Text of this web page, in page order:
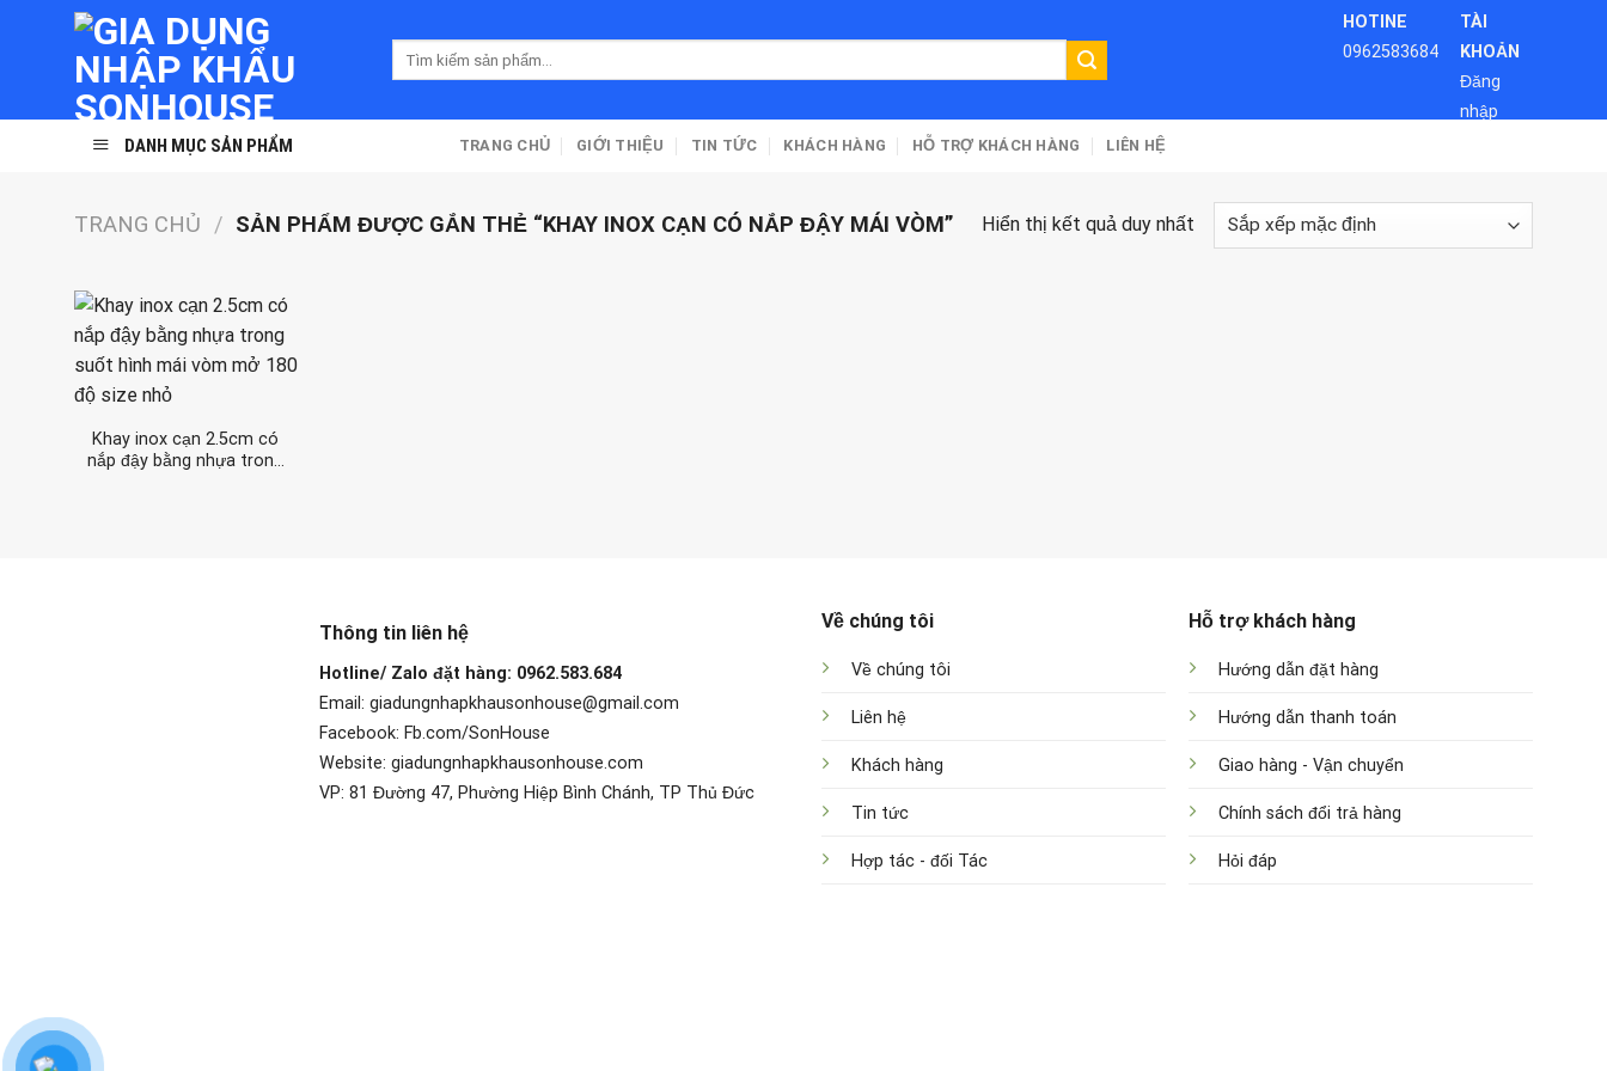
HOTINE
0962583684
TÀI
KHOẢN
Đăng
nhập
DANH MỤC SẢN PHẨM TRANG CHỦ GIỚI THIỆU TIN TỨC KHÁCH HÀNG HỖ TRỢ KHÁCH HÀNG LIÊN HỆ
TRANG CHỦ / SẢN PHẨM ĐƯỢC GẮN THẺ “KHAY INOX CẠN CÓ NẮP ĐẬY MÁI VÒM” Hiển thị kết quả duy nhất
Khay inox cạn 2.5cm có
nắp đậy bằng nhựa trong
Thông tin liên hệ
Hotline/ Zalo đặt hàng: 0962.583.684
Email: giadungnhapkhausonhouse@gmail.com
Facebook: Fb.com/SonHouse
Website: giadungnhapkhausonhouse.com
VP: 81 Đường 47, Phường Hiệp Bình Chánh, TP Thủ Đức
Về chúng tôi
Về chúng tôi
Liên hệ
Khách hàng
Tin tức
Hợp tác - đối Tác
Hỗ trợ khách hàng
Hướng dẫn đặt hàng
Hướng dẫn thanh toán
Giao hàng - Vận chuyển
Chính sách đổi trả hàng
Hỏi đáp